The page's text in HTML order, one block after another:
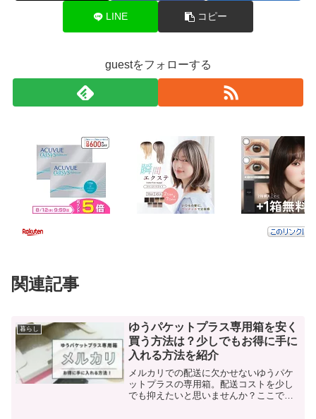
LINE コピー
guestをフォローする
関連記事
暮らし
ゆうパケットプラス専用箱を安く
買う方法は？少しでもお得に手に
入れる方法を紹介
メルカリでの配送に欠かせないゆうパケ
ットプラスの専用箱。配送コストを少し
でも抑えたいと思いませんか？ここで